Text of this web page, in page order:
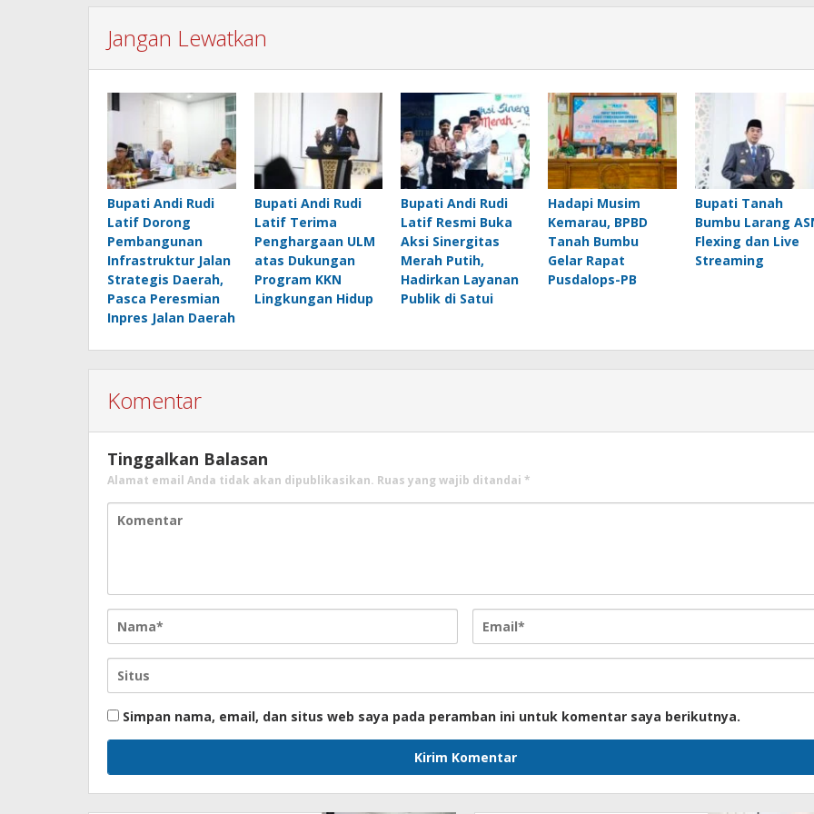
Jangan Lewatkan
Bupati Andi Rudi
Latif Dorong
Pembangunan
Infrastruktur Jalan
Strategis Daerah,
Pasca Peresmian
Inpres Jalan Daerah
Bupati Andi Rudi
Latif Terima
Penghargaan ULM
atas Dukungan
Program KKN
Lingkungan Hidup
Bupati Andi Rudi
Latif Resmi Buka
Aksi Sinergitas
Merah Putih,
Hadirkan Layanan
Publik di Satui
Hadapi Musim
Kemarau, BPBD
Tanah Bumbu
Gelar Rapat
Pusdalops-PB
Bupati Tanah
Bumbu Larang
Flexing dan Live
Streaming
Komentar
Tinggalkan Balasan
Alamat email Anda tidak akan dipublikasikan. Ruas yang wajib ditandai *
Simpan nama, email, dan situs web saya pada peramban ini untuk komentar saya berikutnya.